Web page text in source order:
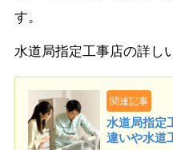
す。
水道局指定工事店の詳し
関連記事
水道局指定
違いや水道